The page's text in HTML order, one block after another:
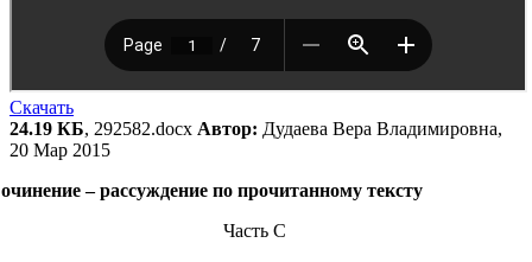
Скачать
24.19 КБ, 292582.docx Автор: Дудаева Вера Владимировна,
20 Мар 2015
– рассуждение по прочитанному тексту
Часть С